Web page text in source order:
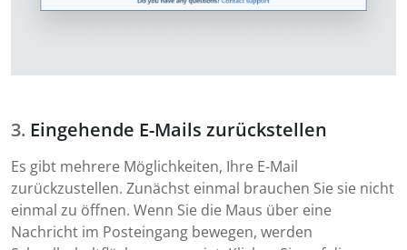
Eingehende E-Mails zurückstellen
Es gibt mehrere Möglichkeiten, Ihre E-Mail
zurückzustellen. Zunächst einmal brauchen Sie sie nicht
einmal zu öffnen. Wenn Sie die Maus über eine
Nachricht im Posteingang bewegen, werden